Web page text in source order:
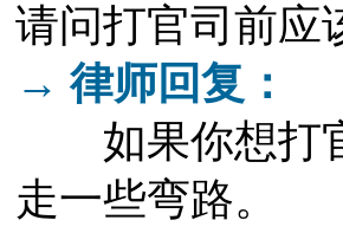
请问打官司前应
→ 律师回复：
如果你想打官
走一些弯路。